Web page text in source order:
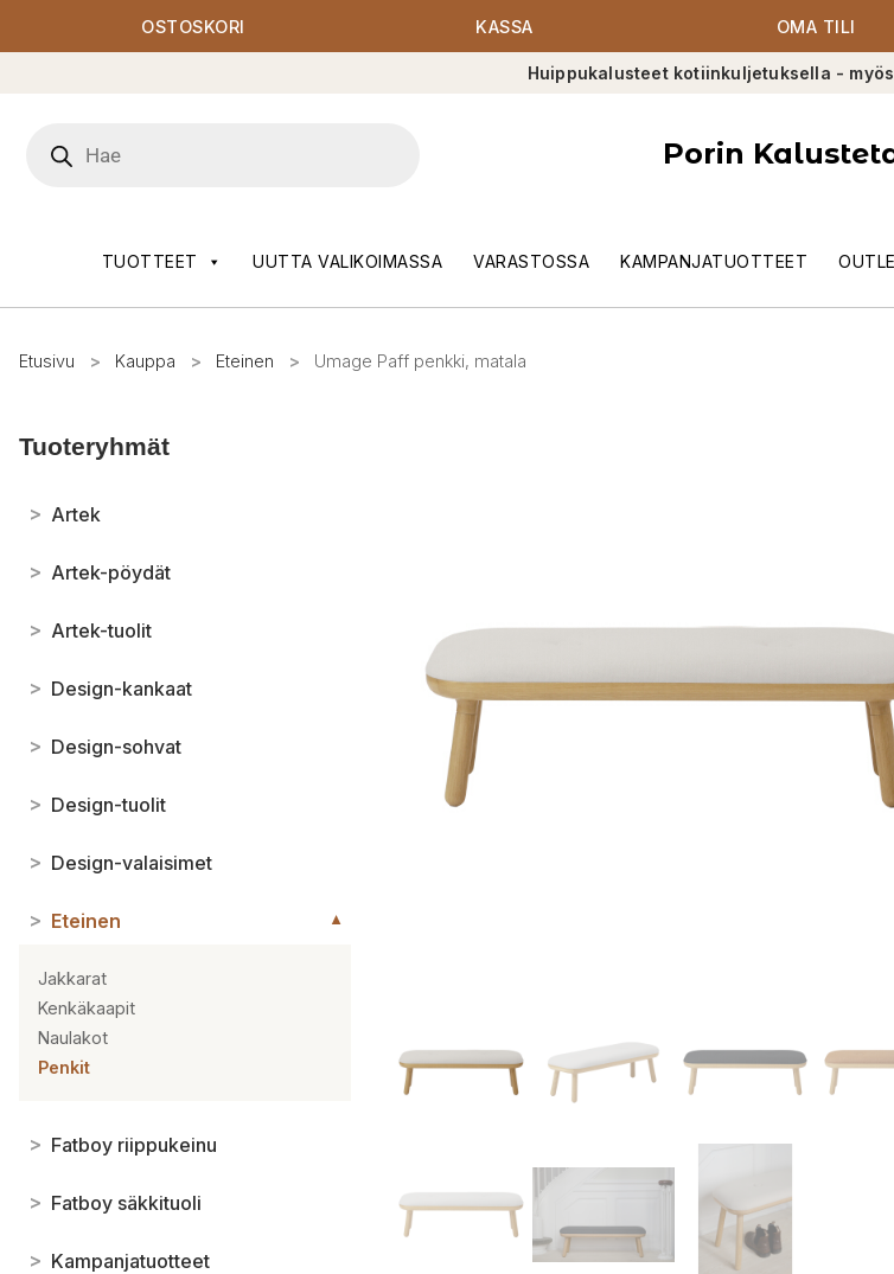
OSTOSKORI KASSA OMA TILI
Huippukalusteet kotiinkuljetuksella -
search
Porin
TUOTTEET UUTTA VALIKOIMASSA VARASTOSSA KAMPANJATUOTTEET
Etusivu > Kauppa > Eteinen > Umage Paff penkki, matala
Tuoteryhmät
> Artek
> Artek-pöydät
> Artek-tuolit
> Design-kankaat
> Design-sohvat
> Design-tuolit
> Design-valaisimet
> Eteinen ▼
Jakkarat
Kenkäkaapit
Naulakot
Penkit
> Fatboy riippukeinu
> Fatboy säkkituoli
> Kampanjatuotteet